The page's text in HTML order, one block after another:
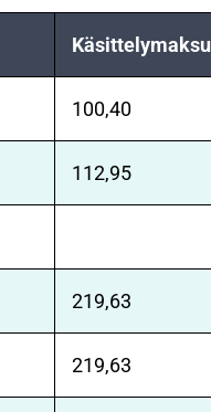
100,40
112,95
219,63
219,63